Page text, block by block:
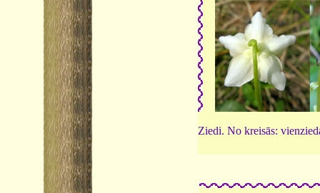
Ziedi. No kreisās: